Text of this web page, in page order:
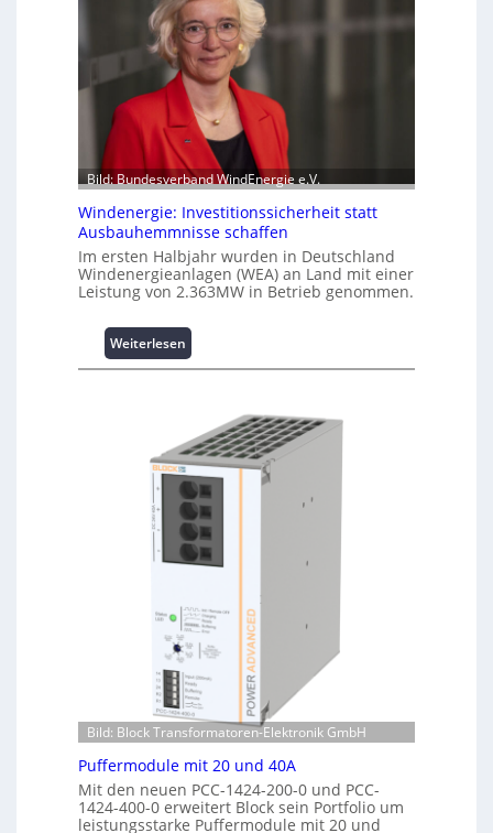
n
m
a
n
a
g
e
m
e
t
h
o
c
h
-
e
r
m
a
n
e
e
c
h
e
n
z
e
n
t
r
e
l
l
i
g
e
n
t
e
N
u
t
z
u
n
g
b
a
c
h
u
n
g
f
r
C
r
i
m
p
w
e
k
z
Bild: Bundesverband WindEnergie e.V.
Windenergie: Investitionssicherheit statt
Ausbauhemmnisse schaffen
Im ersten Halbjahr wurden in Deutschland
Windenergieanlagen (WEA) an Land mit einer
Leistung von 2.363MW in Betrieb genommen.
Weiterlesen
W
e
n
e
g
I
n
v
e
s
t
i
t
o
n
Bild: Block Transformatoren-Elektronik GmbH
Puffermodule mit 20 und 40A
Mit den neuen PCC-1424-200-0 und PCC-
1424-400-0 erweitert Block sein Portfolio um
leistungsstarke Puffermodule mit 20 und